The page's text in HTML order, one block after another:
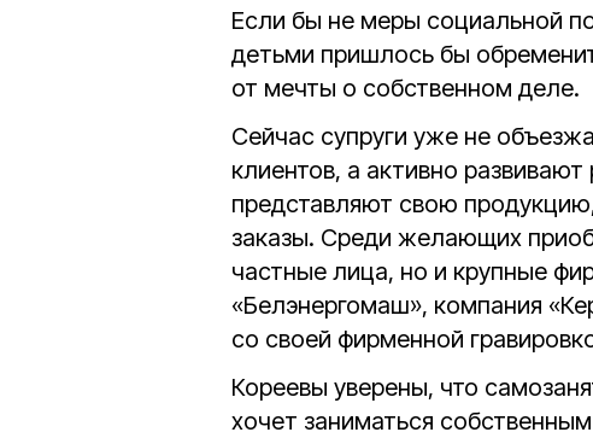
Если бы не меры социальной
детьми пришлось бы
от мечты о собственном деле.
Сейчас супруги уже не
клиентов, а активно
представляют свою
заказы. Среди желающих
частные лица, но и крупные
«Белэнергомаш», компания
со своей фирменной
Кореевы уверены, что
хочет заниматься